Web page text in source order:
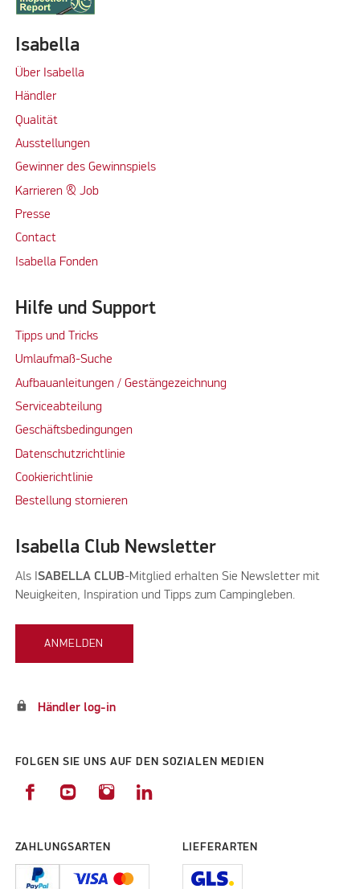
Isabella
Über Isabella
Händler
Qualität
Ausstellungen
Gewinner des Gewinnspiels
Karrieren & Job
Presse
Contact
Isabella Fonden
Hilfe und Support
Tipps und Tricks
Umlaufmaß-Suche
Aufbauanleitungen / Gestängezeichnung
Serviceabteilung
Geschäftsbedingungen
Datenschutzrichtlinie
Cookierichtlinie
Bestellung stornieren
Isabella Club Newsletter
Als ISABELLA CLUB-Mitglied erhalten Sie Newsletter mit
Neuigkeiten, Inspiration und Tipps zum Campingleben.
ANMELDEN
lock Händler log-in
FOLGEN SIE UNS AUF DEN SOZIALEN MEDIEN
ZAHLUNGSARTEN LIEFERARTEN